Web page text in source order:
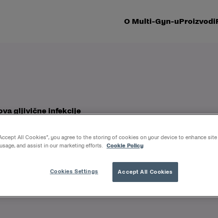
O Multi-Gyn-uProizvodi
gljivične infekcije
žlezde vaginalne sluzokože i grlića materice i ima
se izbacuju mrtve ćelije i bakterije iz
infekcija.
All Cookies”, you agree to the storing of cookies on your device to enhance site
and assist in our marketing efforts.
Cookie Policy
Accept All Cookies
Cookies Settings